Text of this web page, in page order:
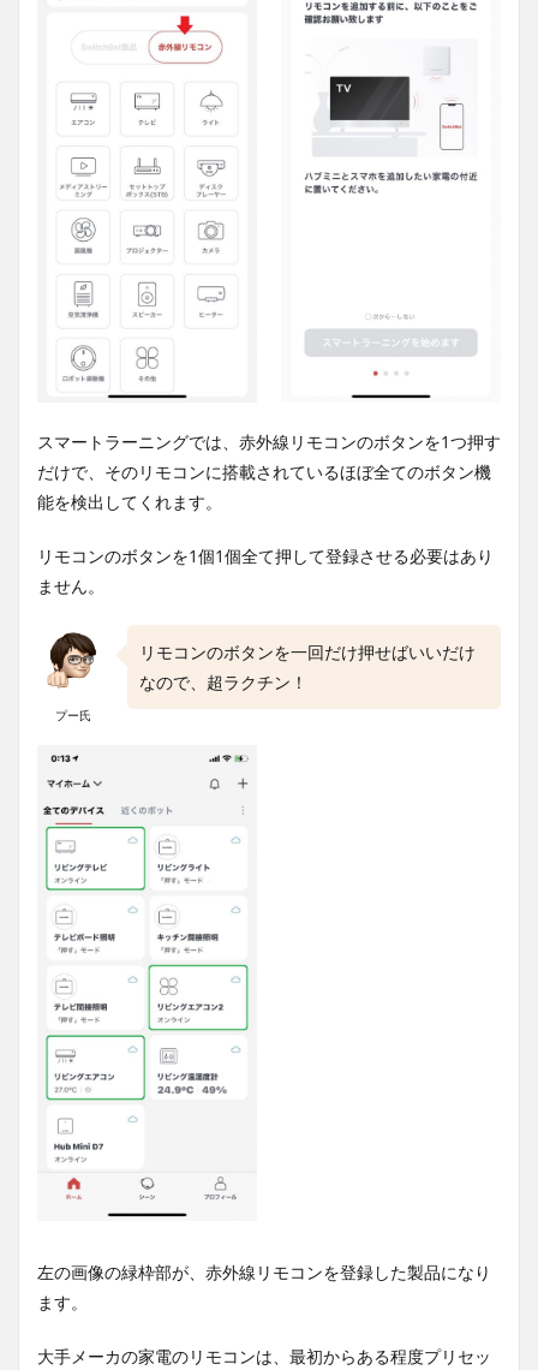
スマートラーニングでは、赤外線リモコンのボタンを1つ押す
だけで、そのリモコンに搭載されているほぼ全てのボタン機
能を検出してくれます。
リモコンのボタンを1個1個全て押して登録させる必要はあり
ません。
プー氏
リモコンのボタンを一回だけ押せばいいだけ
なので、超ラクチン！
左の画像の緑枠部が、赤外線リモコンを登録した製品になり
ます。
大手メーカの家電のリモコンは、最初からある程度プリセッ